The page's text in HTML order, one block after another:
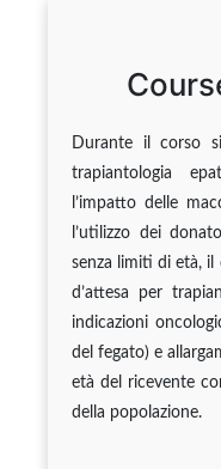
Durante il corso
trapiantologia
l’impatto delle
l’utilizzo dei
senza limiti di età, il
d’attesa per
indicazioni
del fegato) e
età del ricevente
della popolazione.